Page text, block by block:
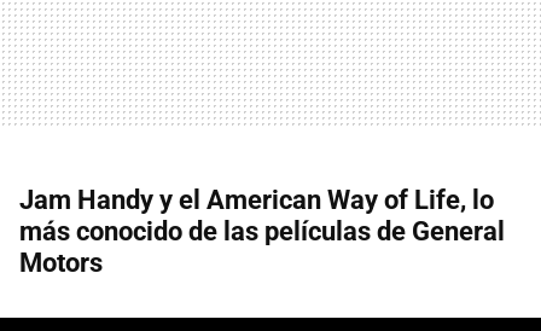
Jam Handy y el American Way of Life, lo
más conocido de las películas de General
Motors